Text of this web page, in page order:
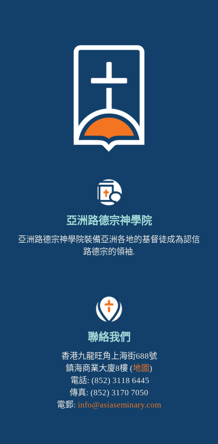
亞洲路德宗神學院
亞洲路德宗神學院裝備亞洲各地的基督徒成為認信
路德宗的領袖.
聯絡我們
香港九龍旺角上海街688號
鎮海商業大廈8樓 (地圖)
電話: (852) 3118 6445
傳真: (852) 3170 7050
電郵: info@asiaseminary.com